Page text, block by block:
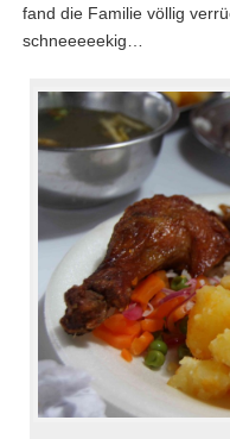
fand die Familie völlig
schneeeeekig…